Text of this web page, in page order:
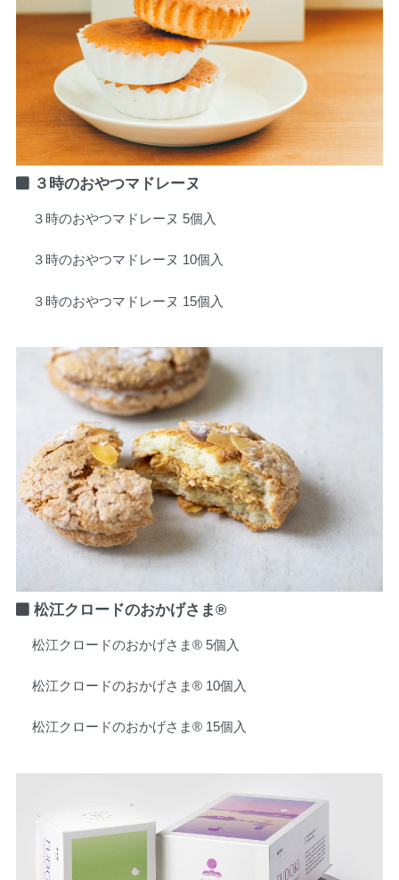
３時のおやつマドレーヌ
３時のおやつマドレーヌ 5個入
３時のおやつマドレーヌ 10個入
３時のおやつマドレーヌ 15個入
松江クロードのおかげさま®
松江クロードのおかげさま® 5個入
松江クロードのおかげさま® 10個入
松江クロードのおかげさま® 15個入